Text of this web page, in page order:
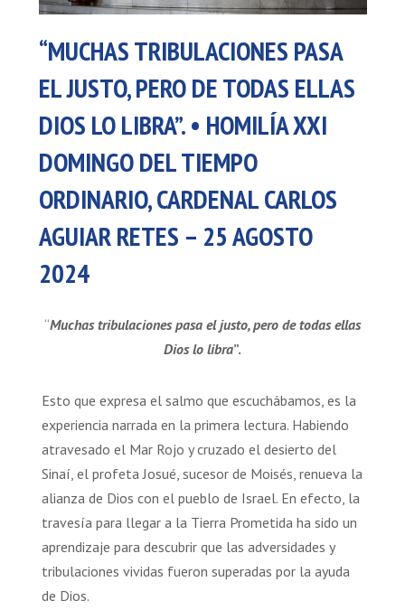
“MUCHAS TRIBULACIONES PASA
EL JUSTO, PERO DE TODAS ELLAS
DIOS LO LIBRA”. • HOMILÍA XXI
DOMINGO DEL TIEMPO
ORDINARIO, CARDENAL CARLOS
AGUIAR RETES – 25 AGOSTO
2024
“Muchas tribulaciones pasa el justo, pero de todas ellas
Dios lo libra”.
Esto que expresa el salmo que escuchábamos, es la
experiencia narrada en la primera lectura. Habiendo
atravesado el Mar Rojo y cruzado el desierto del
Sinaí, el profeta Josué, sucesor de Moisés, renueva la
alianza de Dios con el pueblo de Israel. En efecto, la
travesía para llegar a la Tierra Prometida ha sido un
aprendizaje para descubrir que las adversidades y
tribulaciones vividas fueron superadas por la ayuda
de Dios.